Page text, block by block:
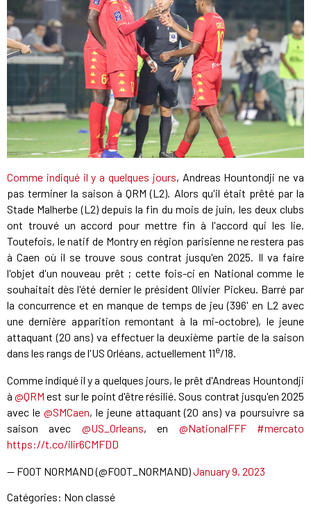
Comme indiqué il y a quelques jours, Andreas Hountondji ne va
pas terminer la saison à QRM (L2). Alors qu'il était prêté par la
Stade Malherbe (L2) depuis la fin du mois de juin, les deux clubs
ont trouvé un accord pour mettre fin à l'accord qui les lie.
Toutefois, le natif de Montry en région parisienne ne restera pas
à Caen où il se trouve sous contrat jusqu'en 2025. Il va faire
l'objet d'un nouveau prêt ; cette fois-ci en National comme le
souhaitait dès l'été dernier le président Olivier Pickeu. Barré par
la concurrence et en manque de temps de jeu (396' en L2 avec
une dernière apparition remontant à la mi-octobre), le jeune
attaquant (20 ans) va effectuer la deuxième partie de la saison
dans les rangs de l'US Orléans, actuellement 11e/18.
Comme indiqué il y a quelques jours, le prêt d'Andreas Hountondji
à@QRM est sur le point d'être résilié. Sous contrat jusqu'en 2025
avec le @SMCaen, le jeune attaquant (20 ans) va poursuivre sa
saison avec @US_Orleans, en @NationalFFF
#mercato
https://t.co/ilir6CMFDD
— FOOT NORMAND (@FOOT_NORMAND)January 9, 2023
Catégories: Non classé